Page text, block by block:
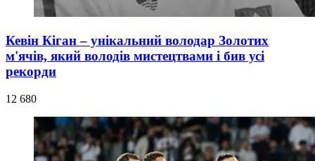
Кевін Кіган – унікальний володар Золотих
м'ячів, який володів мистецтвами і бив усі
рекорди
12 680